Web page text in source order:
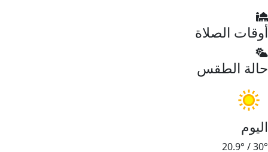
أوقات الصلاة
حالة الطقس
اليوم
30°
/
20.9°